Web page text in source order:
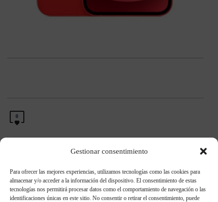
Gestionar consentimiento
Para ofrecer las mejores experiencias, utilizamos tecnologías como las cookies para
almacenar y/o acceder a la información del dispositivo. El consentimiento de estas
tecnologías nos permitirá procesar datos como el comportamiento de navegación o las
identificaciones únicas en este sitio. No consentir o retirar el consentimiento, puede
0
Entradas recientes